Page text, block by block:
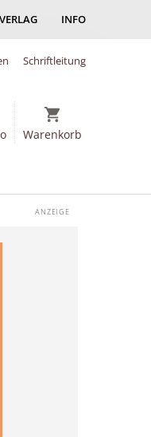
VERLAG INFO
Schriftleitung
Warenkorb